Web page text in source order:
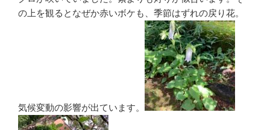
の上を観るとなぜか赤いボケも、季節はずれの戻り花。
気候変動の影響が出ています。